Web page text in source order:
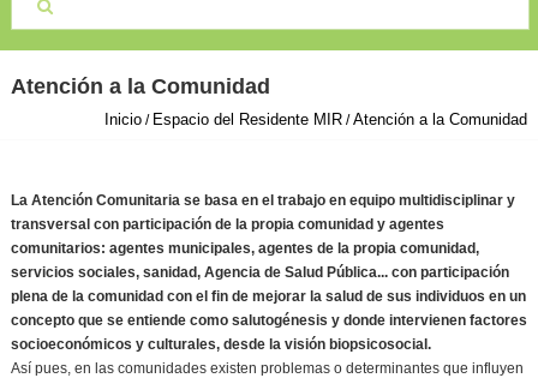
Atención a la Comunidad
Inicio / Espacio del Residente MIR / Atención a la Comunidad
La Atención Comunitaria se basa en el trabajo en equipo multidisciplinar y
transversal con participación de la propia comunidad y agentes
comunitarios: agentes municipales, agentes de la propia comunidad,
servicios sociales, sanidad, Agencia de Salud Pública... con participación
plena de la comunidad con el fin de mejorar la salud de sus individuos en un
concepto que se entiende como salutogénesis y donde intervienen factores
socioeconómicos y culturales, desde la visión biopsicosocial.
Así pues, en las comunidades existen problemas o determinantes que influyen